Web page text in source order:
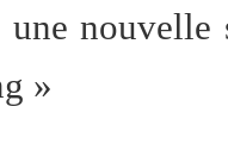
nouvelle
»